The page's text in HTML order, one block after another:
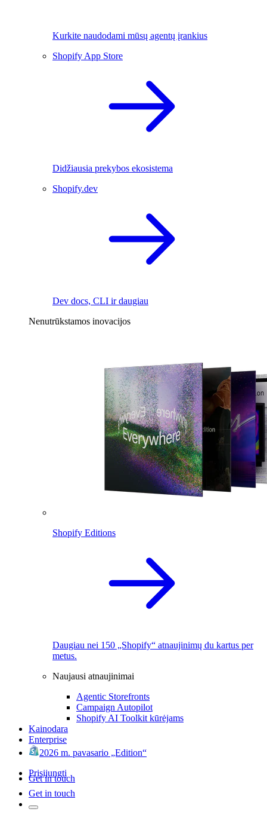
Kurkite naudodami mūsų agentų įrankius
Shopify App Store
Didžiausia prekybos ekosistema
Shopify.dev
Dev docs, CLI ir daugiau
Nenutrūkstamos inovacijos
Shopify Editions
Daugiau nei 150 „Shopify“ atnaujinimų du kartus per
metus.
Naujausi atnaujinimai
Agentic Storefronts
Campaign Autopilot
Shopify AI Toolkit kūrėjams
Kainodara
Enterprise
2026 m. pavasario „Edition“
Prisijungti
Get in touch
Get in touch